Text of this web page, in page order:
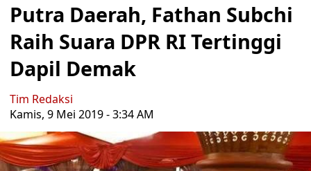
Putra Daerah, Fathan Subchi
Raih Suara DPR RI Tertinggi
Dapil Demak
Tim Redaksi
Kamis, 9 Mei 2019 - 3:34 AM